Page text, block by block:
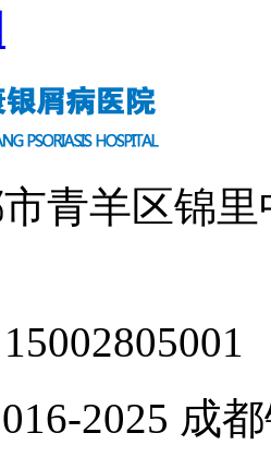
青羊区锦
2025 成